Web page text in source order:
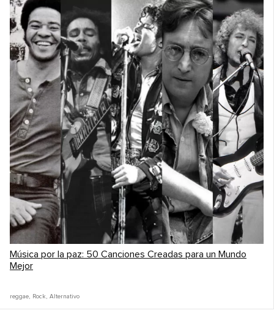
Música por la paz: 50 Canciones Creadas para un Mundo
Mejor
reggae, Rock , Alternativo